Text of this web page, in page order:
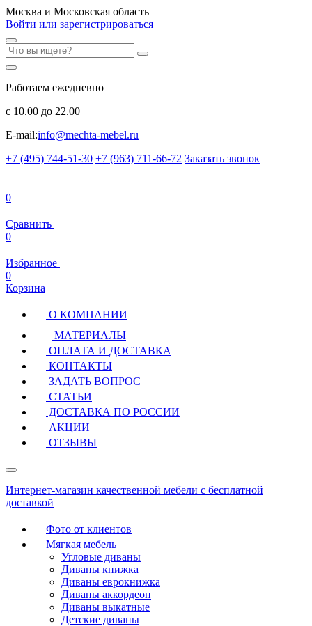
Москва и Московская область
Войти или зарегистрироваться
Работаем ежедневно
с 10.00 до 22.00
E-mail:info@mechta-mebel.ru
+7 (495) 744-51-30 +7 (963) 711-66-72 Заказать звонок
0
Сравнить
0
Избранное
0
Корзина
О КОМПАНИИ
МАТЕРИАЛЫ
ОПЛАТА И ДОСТАВКА
КОНТАКТЫ
ЗАДАТЬ ВОПРОС
СТАТЬИ
ДОСТАВКА ПО РОССИИ
АКЦИИ
ОТЗЫВЫ
Интернет-магазин качественной мебели с бесплатной
доставкой
Фото от клиентов
Мягкая мебель
Угловые диваны
Диваны книжка
Диваны еврокнижка
Диваны аккордеон
Диваны выкатные
Детские диваны